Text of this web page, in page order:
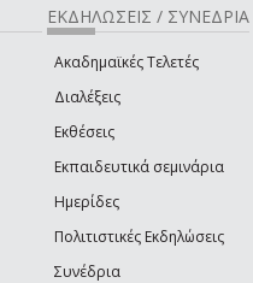
ΕΚΔΗΛΩΣΕΙΣ / ΣΥΝΕΔΡΙΑ
Ακαδημαϊκές Τελετές
Διαλέξεις
Εκθέσεις
Εκπαιδευτικά σεμινάρια
Ημερίδες
Πολιτιστικές Εκδηλώσεις
Συνέδρια